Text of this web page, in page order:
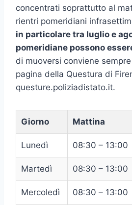
concentrati soprattutto al
rientri pomeridiani
in particolare tra luglio e
pomeridiane possono
di muoversi conviene
pagina della Questura di
questure.poliziadistato.it.
Giorno Mattina
Lunedì 08:30 – 13:00
Martedì 08:30 – 13:00
Mercoledì 08:30 – 13:00